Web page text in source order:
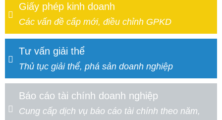
Giấy phép kinh doanh
Các vấn đề cấp mới, điều chỉnh GPKD
Tư vấn giải thể
Thủ tục giải thể, phá sản doanh nghiệp
Báo cáo tài chính doanh nghiệp
Cung cấp dịch vụ báo cáo tài chính theo năm,